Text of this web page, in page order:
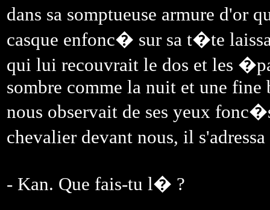
dans sa somptueuse armure
casque enfonc� sur sa t�te
qui lui recouvrait le dos et les
sombre comme la nuit et une
nous observait de ses yeux
chevalier devant nous, il
- Kan. Que fais-tu l� ?